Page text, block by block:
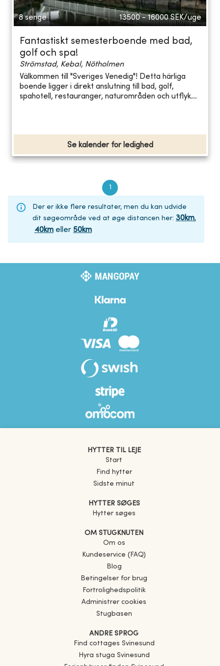
8 senge 13500 - 16000 SEK/uge
Fantastiskt semesterboende med bad,
golf och spa!
Strömstad, Kebal, Nötholmen
Välkommen till "Sveriges Venedig"! Detta härliga
boende ligger i direkt anslutning till bad, golf,
spahotell, restauranger, naturområden och utflyk...
Se kalender for ledighed
1
Der er ikke flere resultater, men du kan udvide
dit søgeområde ved at øge distancen her: 30km,
40km eller 50km
HYTTER TIL LEJE
Start
Find hytter
Sidste minut
HYTTER SØGES
Hytter søges
OM STUGKNUTEN
Om os
Kundeservice (FAQ)
Blog
Betingelser for brug
Fortrolighedspolitik
Administrer cookies
Stugbasen
ANDRE SPROG
Find cottages Svinesund
Hyra stuga Svinesund